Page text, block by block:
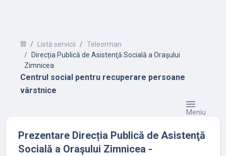
Listă servicii
Teleorman
Direcția Publică de Asistenţă Socială a Oraşului
Zimnicea
Centrul social pentru recuperare persoane
vârstnice
Meniu
Prezentare Direcția Publică de Asistenţă
Socială a Oraşului Zimnicea -